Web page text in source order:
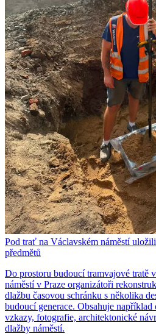
Pod trať na Václavském náměstí
předmětů
Do prostoru budoucí tramvajové tratě
náměstí v Praze organizátoři
dlažbu časovou schránku s několika
budoucí generace. Obsahuje
vzkazy, fotografie, architektonické
dlažby náměstí.